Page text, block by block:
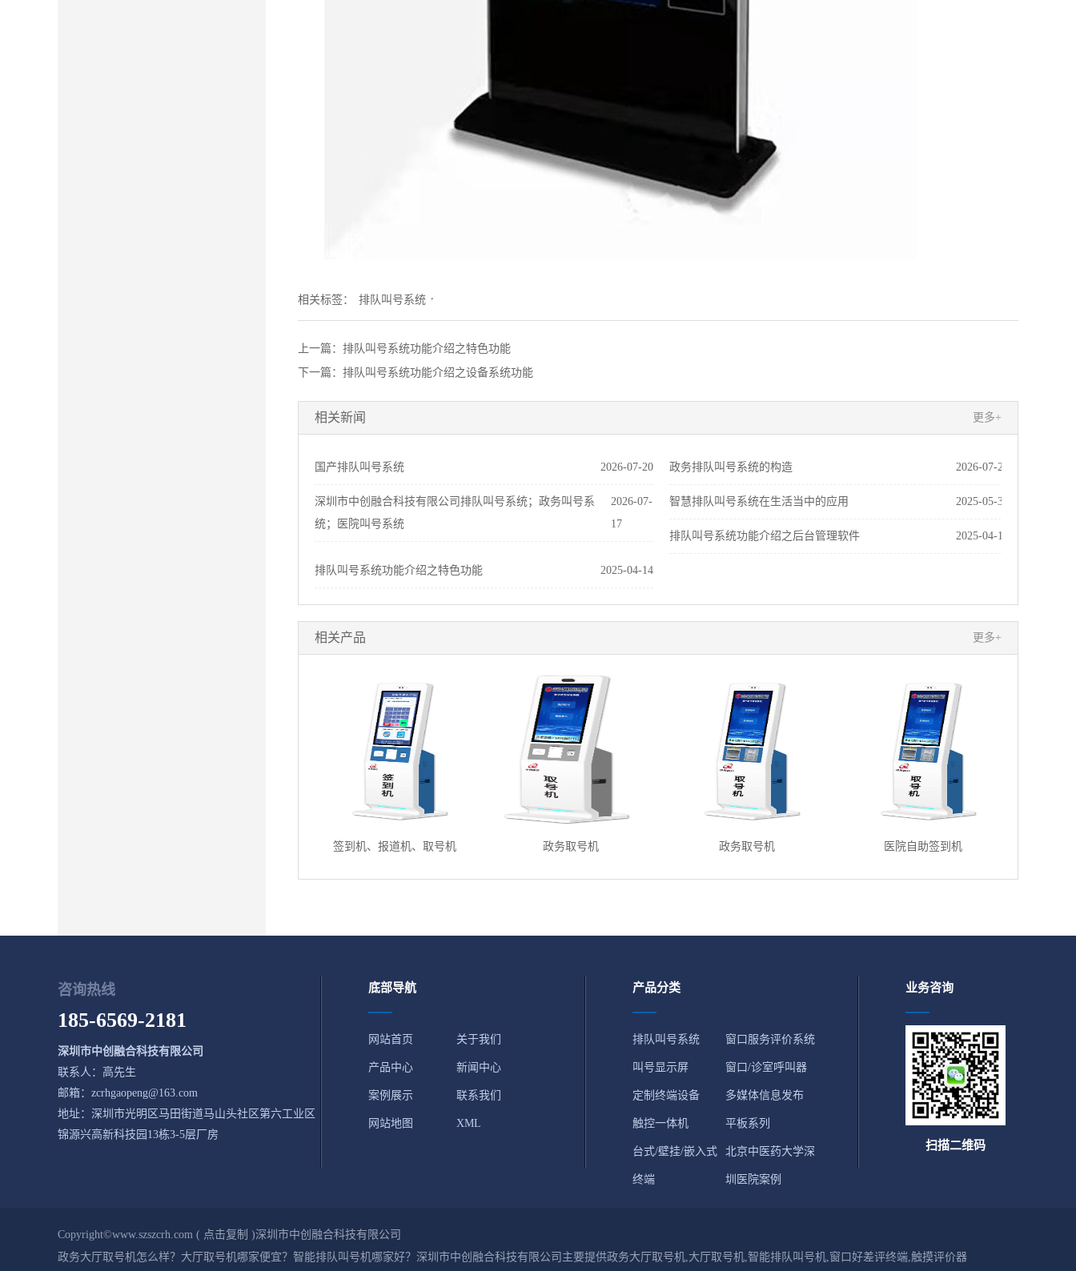
相关标签： 排队叫号系统 ,
上一篇： 排队叫号系统功能介绍之特色功能
下一篇： 排队叫号系统功能介绍之设备系统功能
相关新闻 更多+
国产排队叫号系统 2026-07-20 政务排队叫号系统的构造 2026-07-20
深圳市中创融合科技有限公司排队叫号系统；政务叫号系
统；医院叫号系统
2026-07-
17
智慧排队叫号系统在生活当中的应用 2025-05-31
排队叫号系统功能介绍之后台管理软件 2025-04-17
排队叫号系统功能介绍之特色功能 2025-04-14
相关产品 更多+
签到机、报道机、取号机 政务取号机 政务取号机 医院自助签到机
咨询热线
185-6569-2181
深圳市中创融合科技有限公司
联系人：高先生
邮箱：zcrhgaopeng@163.com
地址：深圳市光明区马田街道马山头社区第六工业区
锦源兴高新科技园13栋3-5层厂房
底部导航
网站首页 关于我们
产品中心 新闻中心
案例展示 联系我们
网站地图 XML
产品分类
排队叫号系统 窗口服务评价系统
叫号显示屏 窗口/诊室呼叫器
定制终端设备 多媒体信息发布
触控一体机 平板系列
台式/壁挂/嵌入式
终端
北京中医药大学深
圳医院案例
业务咨询
扫描二维码
Copyright©www.szszcrh.com ( 点击复制 )深圳市中创融合科技有限公司
政务大厅取号机怎么样？大厅取号机哪家便宜？智能排队叫号机哪家好？深圳市中创融合科技有限公司主要提供政务大厅取号机,大厅取号机,智能排队叫号机,窗口好差评终端,触摸评价器